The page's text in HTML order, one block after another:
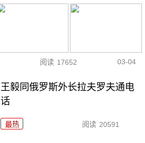
阅读 17652 03-04
王毅同俄罗斯外长拉夫罗夫通电
话
最热 阅读 20591